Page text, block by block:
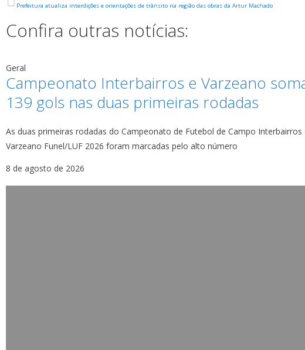
Prefeitura atualiza interdições e orientações de trânsito na região das obras da Artur Machado
Confira outras notícias:
Geral
Campeonato Interbairros e Varzeano
139 gols nas duas primeiras rodadas
As duas primeiras rodadas do Campeonato de Futebol de Campo Interbairros
Varzeano Funel/LUF 2026 foram marcadas pelo alto número
8 de agosto de 2026